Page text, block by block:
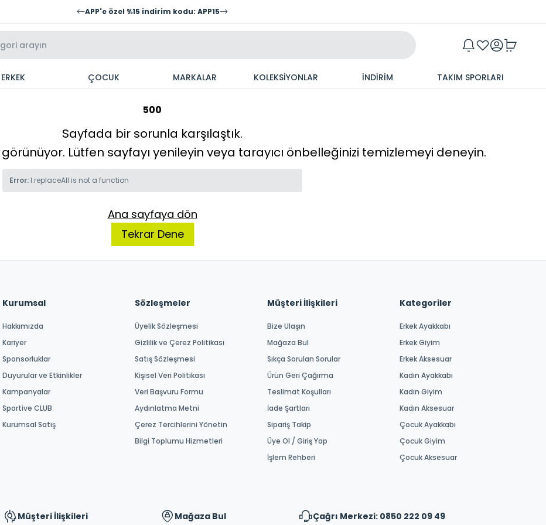
APP'e özel %15 indirim kodu: APP15
ERKEK ÇOCUK MARKALAR KOLEKSİYONLAR İNDİRİM TAKIM SPORLARI
500
Sayfada bir sorunla karşılaştık.
Lütfen sayfayı yenileyin veya tarayıcı önbelleğinizi temizlemeyi deneyin.
Error: l.replaceAll is not a function
Ana sayfaya dön
Tekrar Dene
Kurumsal
Hakkımızda
Kariyer
Sponsorluklar
Duyurular ve Etkinlikler
Kampanyalar
Sportive CLUB
Kurumsal Satış
Sözleşmeler
Üyelik Sözleşmesi
Gizlilik ve Çerez Politikası
Satış Sözleşmesi
Kişisel Veri Politikası
Veri Başvuru Formu
Aydınlatma Metni
Çerez Tercihlerini Yönetin
Bilgi Toplumu Hizmetleri
Müşteri İlişkileri
Bize Ulaşın
Mağaza Bul
Sıkça Sorulan Sorular
Ürün Geri Çağırma
Teslimat Koşulları
İade Şartları
Sipariş Takip
Üye Ol / Giriş Yap
İşlem Rehberi
Kategoriler
Erkek Ayakkabı
Erkek Giyim
Erkek Aksesuar
Kadın Ayakkabı
Kadın Giyim
Kadın Aksesuar
Çocuk Ayakkabı
Çocuk Giyim
Çocuk Aksesuar
Müşteri İlişkileri Mağaza Bul Çağrı Merkezi: 0850 222 09 49